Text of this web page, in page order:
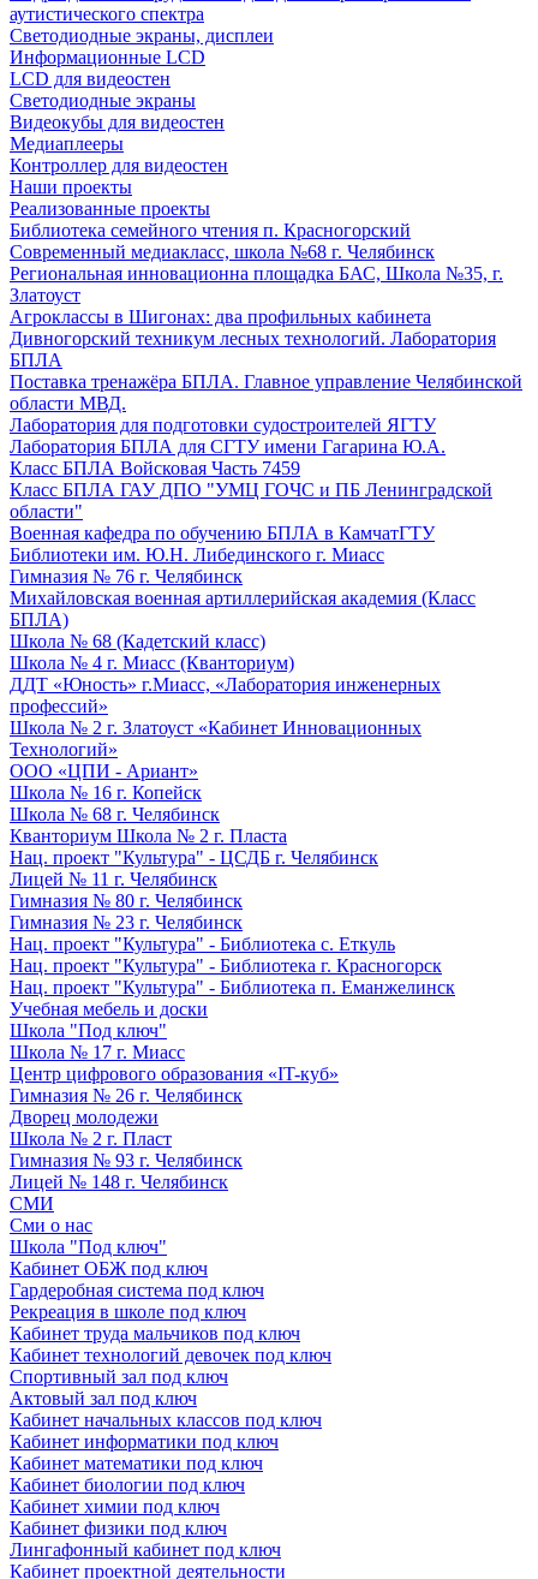
аутистического спектра
Светодиодные экраны, дисплеи
Информационные LCD
LCD для видеостен
Светодиодные экраны
Видеокубы для видеостен
Медиаплееры
Контроллер для видеостен
Наши проекты
Реализованные проекты
Библиотека семейного чтения п. Красногорский
Современный медиакласс, школа №68 г. Челябинск
Региональная инновационна площадка БАС, Школа №35, г.
Златоуст
Агроклассы в Шигонах: два профильных кабинета
Дивногорский техникум лесных технологий. Лаборатория
БПЛА
Поставка тренажёра БПЛА. Главное управление Челябинской
области МВД.
Лаборатория для подготовки судостроителей ЯГТУ
Лаборатория БПЛА для СГТУ имени Гагарина Ю.А.
Класс БПЛА Войсковая Часть 7459
Класс БПЛА ГАУ ДПО "УМЦ ГОЧС и ПБ Ленинградской
области"
Военная кафедра по обучению БПЛА в КамчатГТУ
Библиотеки им. Ю.Н. Либединского г. Миасс
Гимназия № 76 г. Челябинск
Михайловская военная артиллерийская академия (Класс
БПЛА)
Школа № 68 (Кадетский класс)
Школа № 4 г. Миасс (Кванториум)
ДДТ «Юность» г.Миасс, «Лаборатория инженерных
профессий»
Школа № 2 г. Златоуст «Кабинет Инновационных
Технологий»
ООО «ЦПИ - Ариант»
Школа № 16 г. Копейск
Школа № 68 г. Челябинск
Кванториум Школа № 2 г. Пласта
Нац. проект "Культура" - ЦСДБ г. Челябинск
Лицей № 11 г. Челябинск
Гимназия № 80 г. Челябинск
Гимназия № 23 г. Челябинск
Нац. проект "Культура" - Библиотека с. Еткуль
Нац. проект "Культура" - Библиотека г. Красногорск
Нац. проект "Культура" - Библиотека п. Еманжелинск
Учебная мебель и доски
Школа "Под ключ"
Школа № 17 г. Миасс
Центр цифрового образования «IT-куб»
Гимназия № 26 г. Челябинск
Дворец молодежи
Школа № 2 г. Пласт
Гимназия № 93 г. Челябинск
Лицей № 148 г. Челябинск
СМИ
Сми о нас
Школа "Под ключ"
Кабинет ОБЖ под ключ
Гардеробная система под ключ
Рекреация в школе под ключ
Кабинет труда мальчиков под ключ
Кабинет технологий девочек под ключ
Спортивный зал под ключ
Актовый зал под ключ
Кабинет начальных классов под ключ
Кабинет информатики под ключ
Кабинет математики под ключ
Кабинет биологии под ключ
Кабинет химии под ключ
Кабинет физики под ключ
Лингафонный кабинет под ключ
Кабинет проектной деятельности